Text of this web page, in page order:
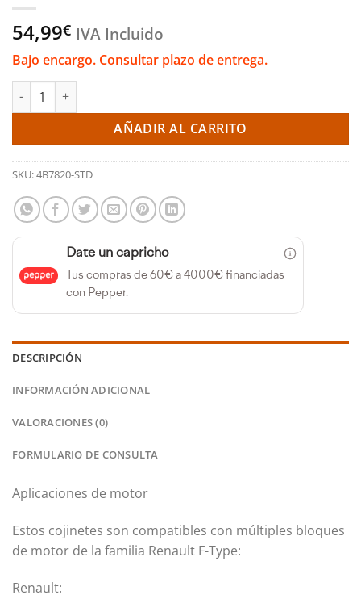
54,99€ IVA Incluido
Bajo encargo. Consultar plazo de entrega.
Casquillos de biela DURAGLIDE STD - RENAULT 1.8/2.0 (ACL)
AÑADIR AL CARRITO
SKU:4B7820-STD
Date un capricho
Tus compras de 60€ a 4000€ financiadas
con Pepper.
DESCRIPCIÓN
INFORMACIÓN ADICIONAL
VALORACIONES (0)
FORMULARIO DE CONSULTA
Aplicaciones de motor
Estos cojinetes son compatibles con múltiples bloques
de motor de la familia Renault F-Type:
Renault: